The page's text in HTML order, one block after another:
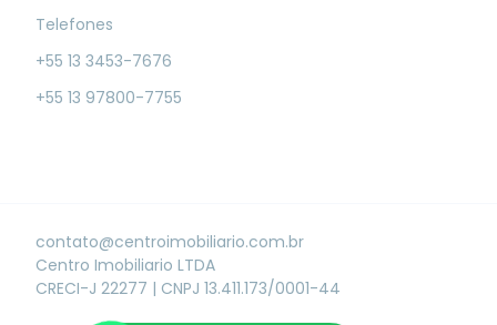
Telefones
+55 13 3453-7676
+55 13 97800-7755
Centro Imobiliario LTDA
CRECI-J 22277 | CNPJ 13.411.173/0001-44
contato@centroimobiliario.com.br